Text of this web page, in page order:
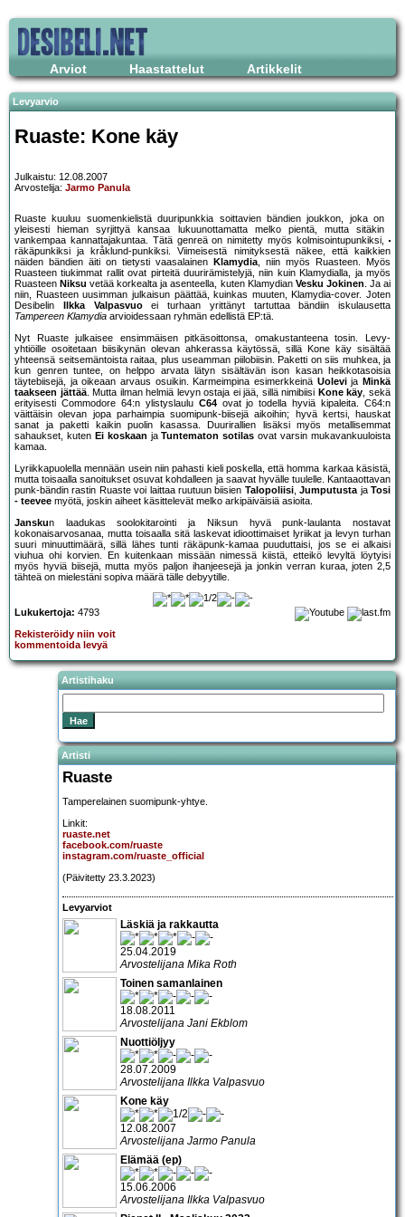
Arviot Haastattelut Artikkelit
Levyarvio
Ruaste: Kone käy
Julkaistu: 12.08.2007
Arvostelija: Jarmo Panula
Ruaste kuuluu suomenkielistä duuripunkkia soittavien bändien joukkon, joka on
yleisesti hieman syrjittyä kansaa lukuunottamatta melko pientä, mutta sitäkin
vankempaa kannattajakuntaa. Tätä genreä on nimitetty myös kolmisointupunkiksi,
räkäpunkiksi ja kråklund-punkiksi. Viimeisestä nimityksestä näkee, että kaikkien
näiden bändien äiti on tietysti vaasalainen
Klamydia, niin myös Ruasteen. Myös
Ruasteen tiukimmat rallit ovat pirteitä duurirämistelyjä, niin kuin Klamydialla, ja myös
Ruasteen Niksu vetää korkealta ja asenteella, kuten Klamydian Vesku Jokinen. Ja ai
niin, Ruasteen uusimman julkaisun päättää, kuinkas muuten, Klamydia-cover. Joten
Desibelin
Ilkka Valpasvuoei turhaan yrittänyt tartuttaa bändiin iskulausetta
Tampereen Klamydia arvioidessaan ryhmän edellistä EP:tä.
Nyt Ruaste julkaisee ensimmäisen pitkäsoittonsa, omakustanteena tosin. Levy-
yhtiöille osoitetaan biisikynän olevan ahkerassa käytössä, sillä Kone käy sisältää
yhteensä seitsemäntoista raitaa, plus useamman piilobiisin. Paketti on siis muhkea, ja
kun genren tuntee, on helppo arvata lätyn sisältävän ison kasan heikkotasoisia
täytebiisejä, ja oikeaan arvaus osuikin. Karmeimpina esimerkkeinä Uolevija Minkä
taakseen jättää. Mutta ilman helmiä levyn ostaja ei jää, sillä nimibiisi Kone käy, sekä
erityisesti Commodore 64:n ylistyslaulu C64ovat jo todella hyviä kipaleita. C64:n
väittäisin olevan jopa parhaimpia suomipunk-biisejä aikoihin; hyvä kertsi, hauskat
sanat ja paketti kaikin puolin kasassa. Duurirallien lisäksi myös metallisemmat
sahaukset, kuten Ei koskaan jaTuntematon sotilas ovat varsin mukavankuuloista
kamaa.
Lyriikkapuolella mennään usein niin pahasti kieli poskella, että homma karkaa käsistä,
mutta toisaalla sanoitukset osuvat kohdalleen ja saavat hyvälle tuulelle. Kantaaottavan
punk-bändin rastin Ruaste voi laittaa ruutuun biisien Talopoliisi,JumputustajaTosi
- teevee myötä, joskin aiheet käsittelevät melko arkipäiväisiä asioita.
Janskun laadukas soolokitarointi ja Niksun hyvä punk-laulanta nostavat
kokonaisarvosanaa, mutta toisaalla sitä laskevat idioottimaiset lyriikat ja levyn turhan
suuri minuuttimäärä, sillä lähes tunti räkäpunk-kamaa puuduttaisi, jos se ei alkaisi
viuhua ohi korvien. En kuitenkaan missään nimessä kiistä, etteikö levyltä löytyisi
myös hyviä biisejä, mutta myös paljon ihanjeesejä ja jonkin verran kuraa, joten 2,5
tähteä on mielestäni sopiva määrä tälle debyytille.
Lukukertoja: 4793
Rekisteröidy niin voit
kommentoida levyä
Artistihaku
Artisti
Ruaste
Tamperelainen suomipunk-yhtye.
Linkit:
ruaste.net
facebook.com/ruaste
instagram.com/ruaste_official
(Päivitetty 23.3.2023)
Levyarviot
Läskiä ja rakkautta
25.04.2019
Arvostelijana Mika Roth
Toinen samanlainen
18.08.2011
Arvostelijana Jani Ekblom
Nuottiöljyy
28.07.2009
Arvostelijana Ilkka Valpasvuo
Kone käy
12.08.2007
Arvostelijana Jarmo Panula
Elämää (ep)
15.06.2006
Arvostelijana Ilkka Valpasvuo